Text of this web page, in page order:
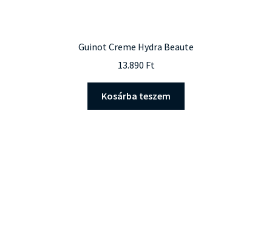
Guinot Creme Hydra Beaute
13.890 Ft
Kosárba teszem